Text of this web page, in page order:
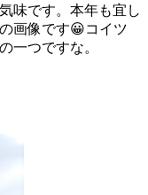
味です。本年も宜し
画像です😀コイツ
一つですな。